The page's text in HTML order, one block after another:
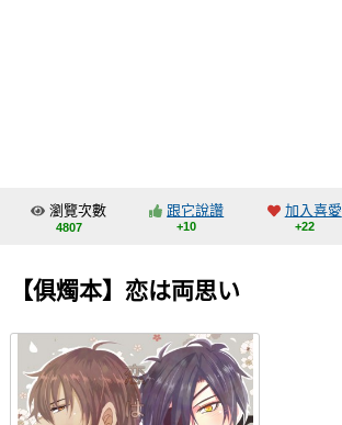
交流中心
會員功能選單
會員中心
註冊會員
登入
瀏覽次數
4807
跟它說讚
+10
加入喜愛
+22
【俱燭本】恋は両思い